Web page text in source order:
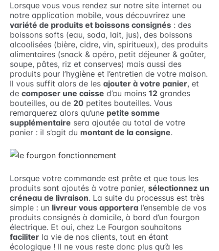
Lorsque vous vous rendez sur notre site internet ou
notre application mobile, vous découvrirez une
variété de produits et boissons consignés : des
boissons softs (eau, soda, lait, jus), des boissons
alcoolisées (bière, cidre, vin, spiritueux), des produits
alimentaires (snack & apéro, petit déjeuner & goûter,
soupe, pâtes, riz et conserves) mais aussi des
produits pour l’hygiène et l’entretien de votre maison.
Il vous suffit alors de les ajouter à votre panier, et
de composer une caisse d’au moins 12 grandes
bouteilles, ou de 20 petites bouteilles. Vous
remarquerez alors qu’une petite somme
supplémentaire sera ajoutée au total de votre
panier : il s’agit du montant de la consigne.
Lorsque votre commande est prête et que tous les
produits sont ajoutés à votre panier, sélectionnez un
créneau de livraison. La suite du processus est très
simple : un livreur vous apportera l’ensemble de vos
produits consignés à domicile, à bord d’un fourgon
électrique. Et oui, chez Le Fourgon souhaitons
faciliter la vie de nos clients, tout en étant
écologique ! Il ne vous reste donc plus qu’à les